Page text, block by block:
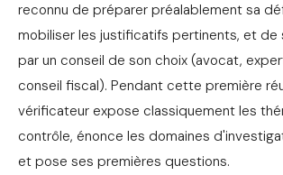
reconnu de préparer préalablement sa
mobiliser les justificatifs pertinents, et de
par un conseil de son choix (avocat,
conseil fiscal). Pendant cette première
vérificateur expose classiquement les
contrôle, énonce les domaines
et pose ses premières questions.